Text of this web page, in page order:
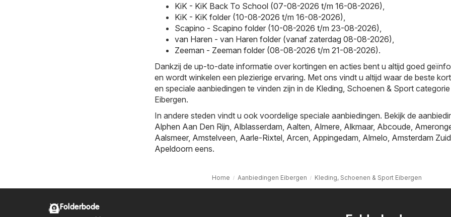
KiK - KiK Back To School (07-08-2026 t/m 16-08-2026)
KiK - KiK folder (10-08-2026 t/m 16-08-2026)
Scapino - Scapino folder (10-08-2026 t/m 23-08-2026)
van Haren - van Haren folder (vanaf zaterdag 08-08-2026)
Zeeman - Zeeman folder (08-08-2026 t/m 21-08-2026).
Dankzij de up-to-date informatie over kortingen en acties bent u altijd goed
en wordt winkelen een plezierige ervaring. Met ons vindt u altijd waar de beste
en speciale aanbiedingen te vinden zijn in de Kleding, Schoenen & Sport
Eibergen.
In andere steden vindt u ook voordelige speciale aanbiedingen. Bekijk de
Alphen Aan Den Rijn Alblasserdam Aalten Almere Alkmaar, Abcoude
Aalsmeer, Amstelveen Aarle-Rixtel Arcen Appingedam Almelo Amsterdam
Apeldoorn eens.
Home Aanbiedingen Eibergen Kleding, Schoenen & Sport Eibergen
Folderbode